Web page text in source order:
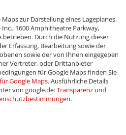
zur Darstellung eines Lageplanes.
1600 Amphitheatre Parkway,
betrieben. Durch die Nutzung dieser
Erfassung, Bearbeitung sowie der
sowie der von Ihnen eingegeben
Vertreter, oder Drittanbieter
für Google Maps finden Sie
Google Maps. Ausführliche Details
von google.de:Transparenz und
.